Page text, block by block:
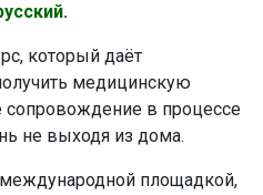
который даёт
медицинскую
сопровождение в процессе
не выходя из дома.
международной площадкой,